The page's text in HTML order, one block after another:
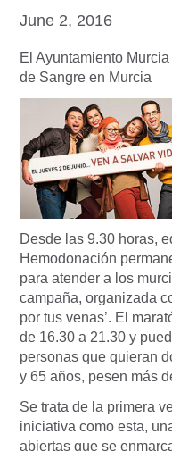
June 2, 2016
El Ayuntamiento
de Sangre en Murcia
Desde las 9.30 horas,
Hemodonación
para atender a los
campaña, organizada
por tus venas’. El
de 16.30 a 21.30 y
personas que quieran
y 65 años, pesen más
Se trata de la primera
iniciativa como esta,
abiertas que se